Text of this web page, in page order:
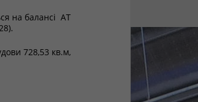
на балансі АТ
728,53 кв.м,